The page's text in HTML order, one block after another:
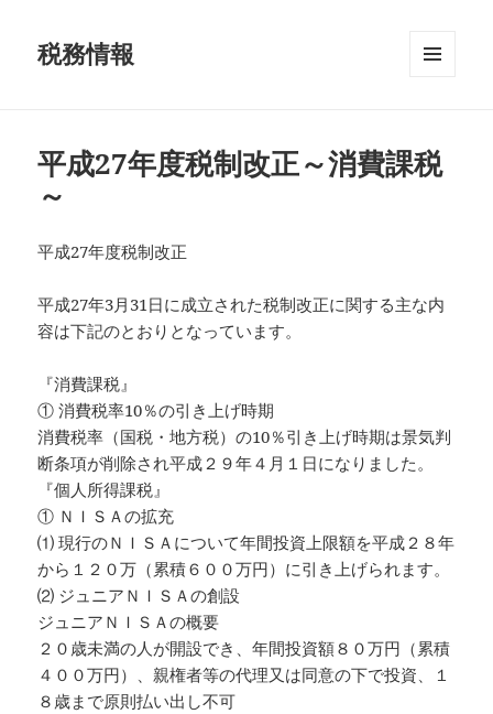
税務情報
ット
平成27年度税制改正～消費課税
～
平成27年度税制改正
平成27年3月31日に成立された税制改正に関する主な内
容は下記のとおりとなっています。
『消費課税』
① 消費税率10％の引き上げ時期
消費税率（国税・地方税）の10％引き上げ時期は景気判
断条項が削除され平成２９年４月１日になりました。
『個人所得課税』
① ＮＩＳＡの拡充
⑴ 現行のＮＩＳＡについて年間投資上限額を平成２８年
から１２０万（累積６００万円）に引き上げられます。
⑵ ジュニアＮＩＳＡの創設
ジュニアＮＩＳＡの概要
２０歳未満の人が開設でき、年間投資額８０万円（累積
４００万円）、親権者等の代理又は同意の下で投資、１
８歳まで原則払い出し不可